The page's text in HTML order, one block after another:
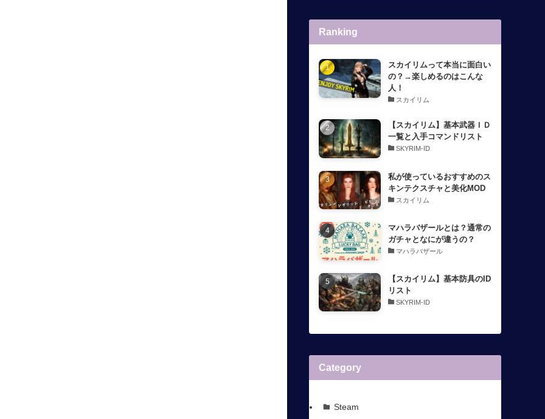
Ranking
スカイリムって本当に面白い
の？→楽しめるのはこんな
人！
スカイリム
【スカイリム】基本武器ＩＤ
一覧と入手コマンドリスト
SKYRIM-ID
私が使っているおすすめのス
キンテクスチャと美化MOD
スカイリム
マハラバザールとは？通常の
ガチャとなにが違うの？
マハラバザール
【スカイリム】基本防具のID
リスト
SKYRIM-ID
Category
Steam